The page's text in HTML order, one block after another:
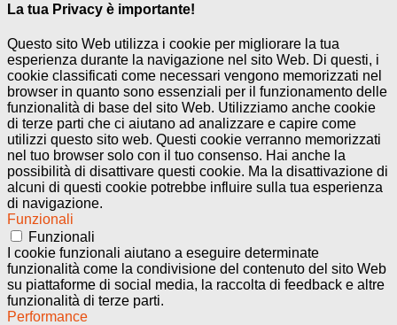
La tua Privacy è importante!
Questo sito Web utilizza i cookie per migliorare la tua
esperienza durante la navigazione nel sito Web. Di questi, i
cookie classificati come necessari vengono memorizzati nel
browser in quanto sono essenziali per il funzionamento delle
funzionalità di base del sito Web. Utilizziamo anche cookie
di terze parti che ci aiutano ad analizzare e capire come
utilizzi questo sito web. Questi cookie verranno memorizzati
nel tuo browser solo con il tuo consenso. Hai anche la
possibilità di disattivare questi cookie. Ma la disattivazione di
alcuni di questi cookie potrebbe influire sulla tua esperienza
di navigazione.
Funzionali
Funzionali
I cookie funzionali aiutano a eseguire determinate
funzionalità come la condivisione del contenuto del sito Web
su piattaforme di social media, la raccolta di feedback e altre
funzionalità di terze parti.
Performance